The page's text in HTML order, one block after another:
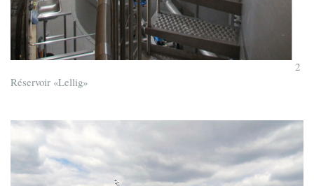
2
Réservoir «Lellig»